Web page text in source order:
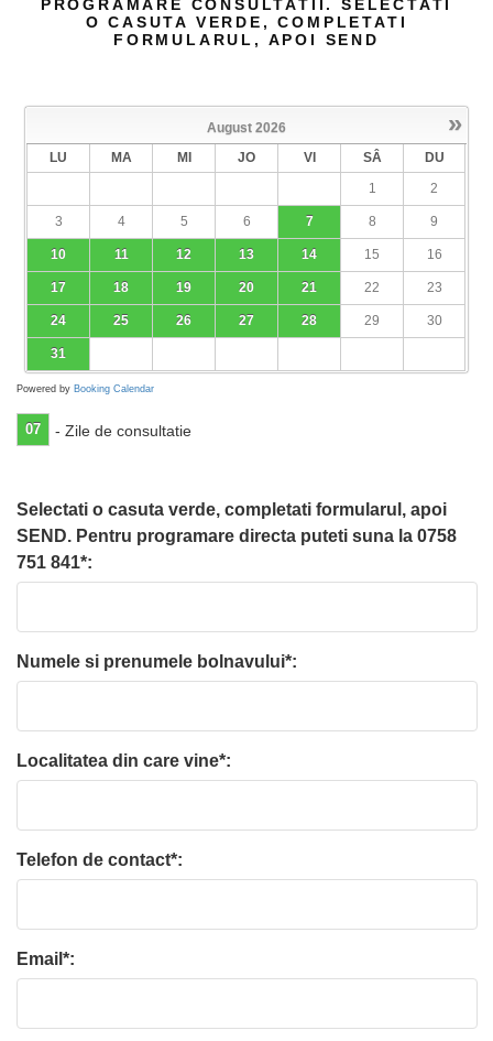
PROGRAMARE CONSULTATII. SELECTATI
O CASUTA VERDE, COMPLETATI
FORMULARUL, APOI SEND
»
August 2026
LU
MA MI JO VI SÂ
DU
1
2
3 4 5 6 7 8 9
10 11 12 13 14 15 16
17 18 19 20 21 22 23
24 25 26 27 28 29 30
31
Powered by Booking Calendar
07 - Zile de consultatie
Selectati o casuta verde, completati formularul, apoi
SEND. Pentru programare directa puteti suna la 0758
751 841*:
Numele si prenumele bolnavului*:
Localitatea din care vine*:
Telefon de contact*:
Email*: